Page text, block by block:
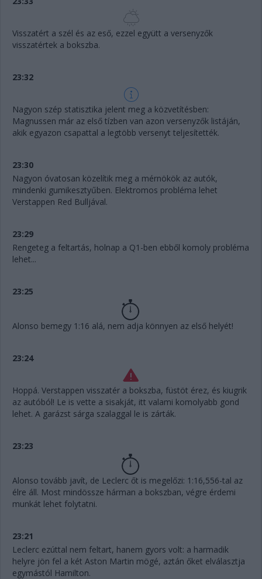
Visszatért a szél és az eső, ezzel együtt a versenyzők
visszatértek a bokszba.
23:32
Nagyon szép statisztika jelent meg a közvetítésben:
Magnussen már az első tízben van azon versenyzők listáján,
akik egyazon csapattal a legtöbb versenyt teljesítették.
23:30
Nagyon óvatosan közelítik meg a mérnökök az autók,
mindenki gumikesztyűben. Elektromos probléma lehet
Verstappen Red Bulljával.
23:29
Rengeteg a feltartás, holnap a Q1-ben ebből komoly probléma
lehet...
23:25
Alonso bemegy 1:16 alá, nem adja könnyen az első helyét!
23:24
Hoppá. Verstappen visszatér a bokszba, füstöt érez, és kiugrik
az autóból! Le is vette a sisakját, itt valami komolyabb gond
lehet. A garázst sárga szalaggal le is zárták.
23:23
Alonso tovább javít, de Leclerc őt is megelőzi: 1:16,556-tal az
élre áll. Most mindössze hárman a bokszban, végre érdemi
munkát lehet folytatni.
23:21
Leclerc ezúttal nem feltart, hanem gyors volt: a harmadik
helyre jön fel a két Aston Martin mögé, aztán őket elválasztja
egymástól Hamilton.